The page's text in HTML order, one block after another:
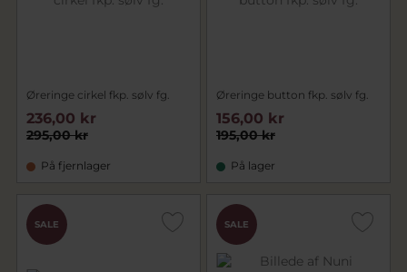
Øreringe cirkel fkp. sølv fg.
295,00 kr
236,00 kr
På fjernlager
Øreringe button fkp. sølv fg.
195,00 kr
156,00 kr
På lager
SALE SALE